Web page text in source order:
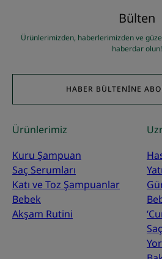
Bülten
Ürünlerimizden, haberlerimizden ve
haberdar olun!
HABER BÜLTENINE
Ürünlerimiz
Kuru Şampuan
Saç Serumları
Katı ve Toz Şampuanlar
Bebek
Akşam Rutini